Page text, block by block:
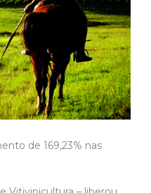
de 169,23% nas